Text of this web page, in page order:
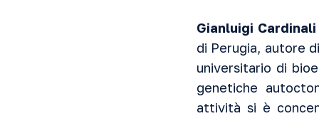
Gianluigi Cardinali
di Perugia, autore
universitario di
genetiche
attività si è